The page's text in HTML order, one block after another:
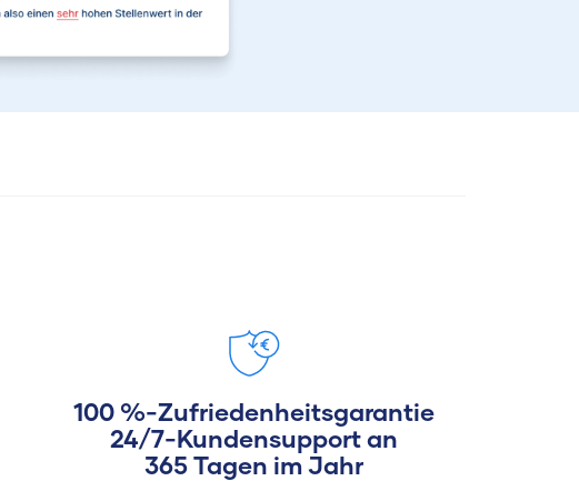
100 %-Zufriedenheitsgarantie
24/7-Kundensupport an
365 Tagen im Jahr